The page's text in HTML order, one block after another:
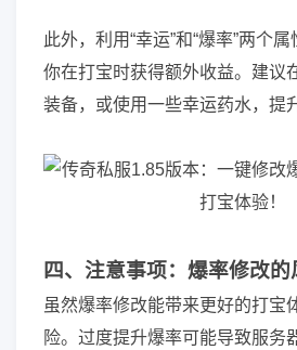
此外，利用“幸运”和“爆率”两个
你在打宝时获得额外收益。建议
装备，或使用一些幸运药水，提
四、注意事项：爆率修改
虽然爆率修改能带来更好的打宝
险。过度提升爆率可能导致服务